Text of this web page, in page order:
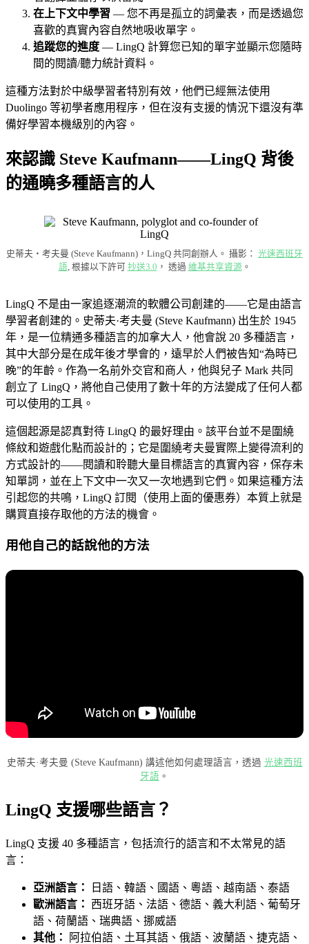
在上下文中學習 — 您不再是孤立的詞彙表，而是透過您
喜歡的真實內容自然地吸收單字。
追蹤您的進度 — LingQ 計算您已知的單字並顯示您隨時
間的閱讀/聽力統計資料。
這種方法對於中級學習者特別有效，他們已經無法使用
Duolingo 等初學者應用程序，但在沒有支援的情況下還沒有準
備好學習本機級別的內容。
來認識 Steve Kaufmann——LingQ 背後
的通曉多種語言的人
史蒂夫‧考夫曼 (Steve Kaufmann)，LingQ 共同創辦人。 攝影： 光速西班牙
語, 根據以下許可 抄送3.0 ， 透過 維基共享資源 。
LingQ 不是由一家追逐潮流的軟體公司創建的——它是由語言
學習者創建的。史蒂夫·考夫曼 (Steve Kaufmann) 出生於 1945
年，是一位精通多種語言的加拿大人，他會說 20 多種語言，
其中大部分是在成年後才學會的，遠早於人們被告知“為時已
晚”的年齡。作為一名前外交官和商人，他與兒子 Mark 共同
創立了 LingQ，將他自己使用了數十年的方法變成了任何人都
可以使用的工具。
這個起源是認真對待 LingQ 的最好理由。該平台並不是圍繞
條紋和遊戲化點而設計的；它是圍繞考夫曼實際上變得流利的
方式設計的——閱讀和聆聽大量目標語言的真實內容，保存未
知單詞，並在上下文中一次又一次地遇到它們。如果這種方法
引起您的共鳴，LingQ 訂閱（使用上面的優惠券）本質上就是
購買直接存取他的方法的機會。
用他自己的話說他的方法
史蒂夫·考夫曼 (Steve Kaufmann) 講述他如何處理語言，透過 光速西班
牙語 。
LingQ 支援哪些語言？
LingQ 支援 40 多種語言，包括流行的語言和不太常見的語
言：
亞洲語言：
日語、韓語、國語、粵語、越南語、泰語
歐洲語言：
西班牙語、法語、德語、義大利語、葡萄牙
語、荷蘭語、瑞典語、挪威語
其他：
阿拉伯語、土耳其語、俄語、波蘭語、捷克語、